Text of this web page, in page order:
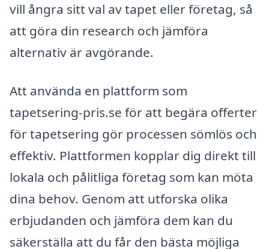
vill ångra sitt val av tapet eller företag, så
att göra din research och jämföra
alternativ är avgörande.
Att använda en plattform som
tapetsering-pris.se för att begära offerter
för tapetsering gör processen sömlös och
effektiv. Plattformen kopplar dig direkt till
lokala och pålitliga företag som kan möta
dina behov. Genom att utforska olika
erbjudanden och jämföra dem kan du
säkerställa att du får den bästa möjliga